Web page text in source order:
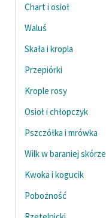
Chart i osioł
Waluś
Skała i kropla
Przepiórki
Krople rosy
Osioł i chłopczyk
Pszczółka i mrówka
Wilk w baraniej skórze
Kwoka i kogucik
Pobożność